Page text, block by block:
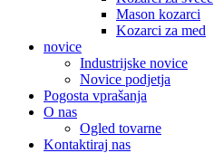
Mason kozarci
Kozarci za med
novice
Industrijske novice
Novice podjetja
Pogosta vprašanja
O nas
Ogled tovarne
Kontaktiraj nas